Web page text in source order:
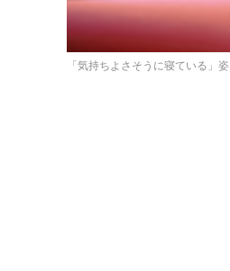
「気持ちよさそうに寝ている」姿